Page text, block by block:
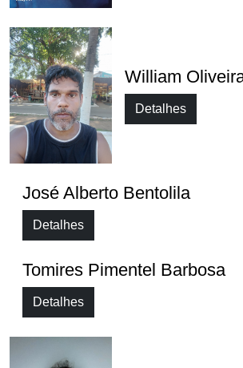
William
Detalhes
José Alberto Bentolila
Detalhes
Tomires Pimentel Barbosa
Detalhes